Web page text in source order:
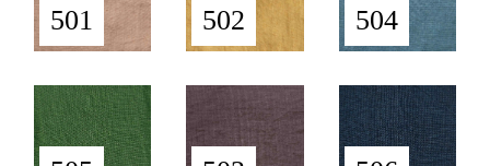
501 502 504